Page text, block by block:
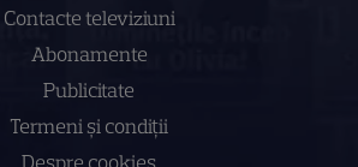
Contacte televiziuni
Abonamente
Publicitate
Termeni și condiții